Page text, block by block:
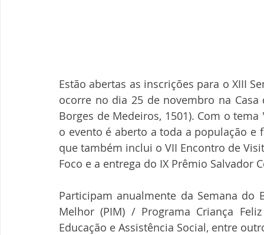
Estão abertas as inscrições para o XIII
ocorre no dia 25 de novembro na
Borges de Medeiros, 1501). Com o
o evento é aberto a toda a população e
que também inclui o VII Encontro de
Foco e a entrega do IX Prêmio Salvador
Participam anualmente da Semana do
Melhor (PIM) / Programa Criança
Educação e Assistência Social, entre